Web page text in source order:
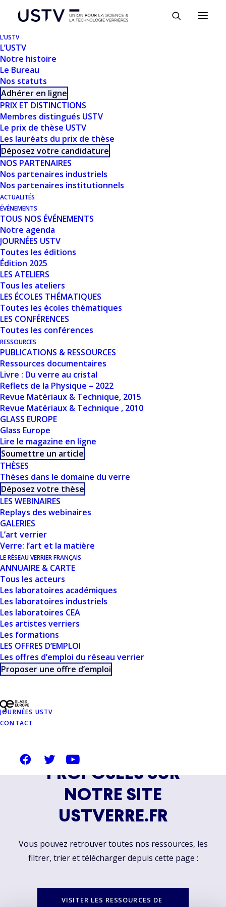
L’USTV
L’USTV
Notre histoire
Le Bureau
Nos statuts
Adhérer en ligne
PRIX ET DISTINCTIONS
Membres distingués USTV
Le prix de thèse USTV
Les lauréats du prix de thèse
Déposez votre candidature
NOS PARTENAIRES
Nos partenaires industriels
Nos partenaires institutionnels
ACTUALITÉS
ÉVÉNEMENTS
TOUS NOS ÉVÉNEMENTS
Notre agenda
JOURNÉES USTV
Toutes les éditions
Édition 2025
LES ATELIERS
Tous les ateliers
LES ÉCOLES THÉMATIQUES
Toutes les écoles thématiques
LES CONFÉRENCES
Toutes les conférences
RESSOURCES
PUBLICATIONS & RESSOURCES
Ressources documentaires
Livre : Du verre au cristal
Reflets de la Physique – 2022
Revue Matériaux & Technique, 2015
Revue Matériaux & Technique , 2010
GLASS EUROPE
Glass Europe
Lire le magazine en ligne
Soumettre un article
THÈSES
Thèses dans le domaine du verre
Déposez votre thèse
LES WEBINAIRES
Replays des webinaires
GALERIES
L’art verrier
Verre: l’art et la matière
LE RÉSEAU VERRIER FRANÇAIS
ANNUAIRE & CARTE
Tous les acteurs
Les laboratoires académiques
Les laboratoires industriels
Les laboratoires CEA
Les artistes verriers
Les formations
LES OFFRES D’EMPLOI
Les offres d’emploi du réseau verrier
Proposer une offre d’emploi
JOURNÉES USTV
CONTACT
TÉLÉCHARGER
Télécharger
Nombre de fichiers
Date de création
Dernière mise à
jour
THERMODYNAMIQUE
DES PHASES
AMORPHES PAR
LA MÉTHODE
CALPHAD
(CALCULATION
OF PHASE
DIAGRAMS) /
MODÉLISATION
DU LIQUIDE ET
EXEMPLE DU
“TWO STATE
MODEL” - S. GOSSÉ
RESSOURCES
PROPOSÉES SUR
NOTRE SITE
USTVERRE.FR
Vous pouvez retrouver toutes nos ressources, les
filtrer, trier et télécharger depuis cette page :
VISITER LES RESSOURCES DE